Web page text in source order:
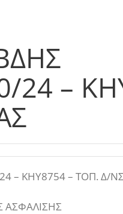
24 –
– ΚΗΥ8754 – ΤΟΠ. Δ/
ΑΣΦΑΛΙΣΗΣ